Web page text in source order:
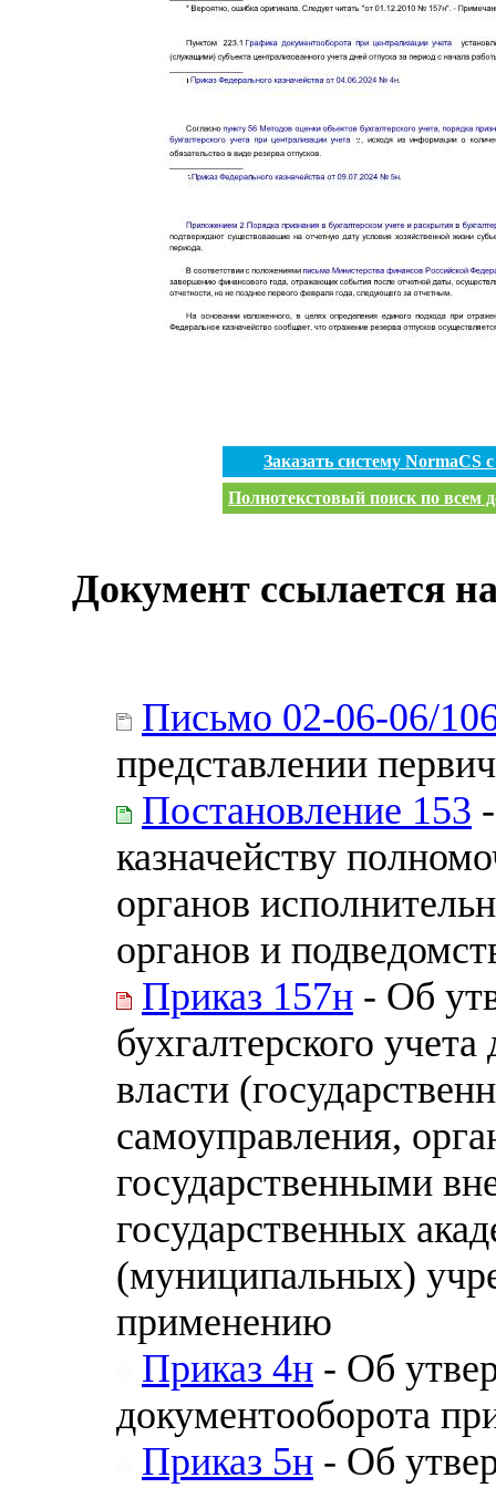
Заказать систему
Полнотекстовый поиск по всем
Документ ссылается
Письмо 02-06-06/
представлении
Постановление 153
казначейству
органов
органов и
Приказ 157н - Об
бухгалтерского
власти
самоуправления,
государственными
государственных
(муниципальных)
применению
Приказ 4н - Об
документооборота
Приказ 5н - Об